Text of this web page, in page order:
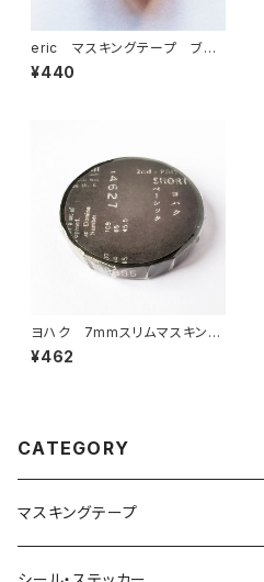
eric マスキングテープ ブッ
クシェルフ 37-634
¥440
ヨハク 7mmスリムマスキング
テープ ベーシック L-001
¥462
CATEGORY
マスキングテープ
ヨハク